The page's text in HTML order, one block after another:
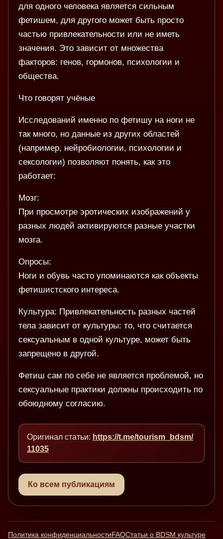
для одного человека является сильным
фетишем, для другого может быть просто
частью привлекательности или не иметь
значения. Это зависит от множества
факторов: генов, гормонов, психологии и
общества.
Что говорят учёные
Исследований именно по фетишу на ноги не
так много, но данные из других областей
(например, нейробиологии, психологии и
сексологии) позволяют понять, как это
работает:
Мозг:
При просмотре эротических изображений у
разных людей активируются разные участки
мозга.
Опросы:
Ноги и обувь часто упоминаются как объекты
фетишистского интереса.
Культура: Привлекательность разных частей
тела зависит от культуры: то, что считается
сексуальным в одной культуре, может быть
запрещено в другой.
Фетиш сам по себе не является проблемой, но
сексуальные практики должны происходить по
обоюдному согласию.
Оригинал статьи: https://t.me/tourism_bdsm/
11035
Ко всем публикациям
Политика конфиденциальностиFAQСтатьи о BDSM культуре